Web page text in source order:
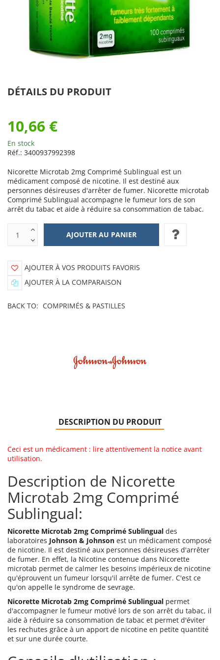
DÉTAILS DU PRODUIT
10,66 €
En stock
Réf.: 3400937992398
Nicorette Microtab 2mg Comprimé Sublingual est un
médicament composé de nicotine. Il est destiné aux
personnes désireuses d'arrêter de fumer. Nicorette microtab
Comprimé Sublingual accompagne le fumeur lors de son
arrêt du tabac et aide à réduire sa consommation de tabac.
AJOUTER À VOS PRODUITS FAVORIS
AJOUTER À LA COMPARAISON
BACK TO: COMPRIMÉS & PASTILLES
DESCRIPTION DU PRODUIT
Ceci est un médicament : lire attentivement la notice avant
utilisation.
Description de Nicorette
Microtab 2mg Comprimé
Sublingual:
Nicorette Microtab 2mg Comprimé Sublingual des
laboratoires Johnson & Johnson est un médicament composé
de nicotine. Il est destiné aux personnes désireuses d'arrêter
de fumer. En effet, la Nicotine contenue dans Nicorette
microtab permet de calmer les besoins impérieux de nicotine
qu'éprouvent un fumeur lorsqu'il arrête de fumer. C'est ce
qu'on appelle le syndrome de sevrage.
Nicorette Microtab 2mg Comprimé Sublingual permet
d'accompagner le fumeur motivé lors de son arrêt du tabac, il
aide à réduire sa consommation de tabac et permet d'éviter
les rechutes grâce à un apport de nicotine en petite quantité
et sur une durée courte.